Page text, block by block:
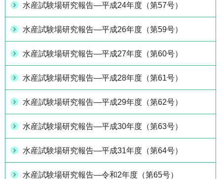
水産試験場研究報告―平成24年度（第57号）
水産試験場研究報告―平成26年度（第59号）
水産試験場研究報告―平成27年度（第60号）
水産試験場研究報告―平成28年度（第61号）
水産試験場研究報告―平成29年度（第62号）
水産試験場研究報告―平成30年度（第63号）
水産試験場研究報告―平成31年度（第64号）
水産試験場研究報告―令和2年度（第65号）